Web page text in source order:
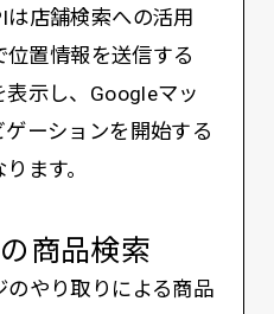
店舗検索への活用
位置情報を送信する
表示し、Googleマッ
ーションを開始する
ます。
商品検索
のやり取りによる商品